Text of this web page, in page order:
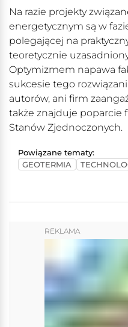
Na razie projekty
energetycznym są w
polegającej na
teoretycznie
Optymizmem napawa
sukcesie tego
autorów, ani firm
także znajduje poparcie
Stanów Zjednoczonych.
Powiązane tematy:
GEOTERMIA
REKLAMA